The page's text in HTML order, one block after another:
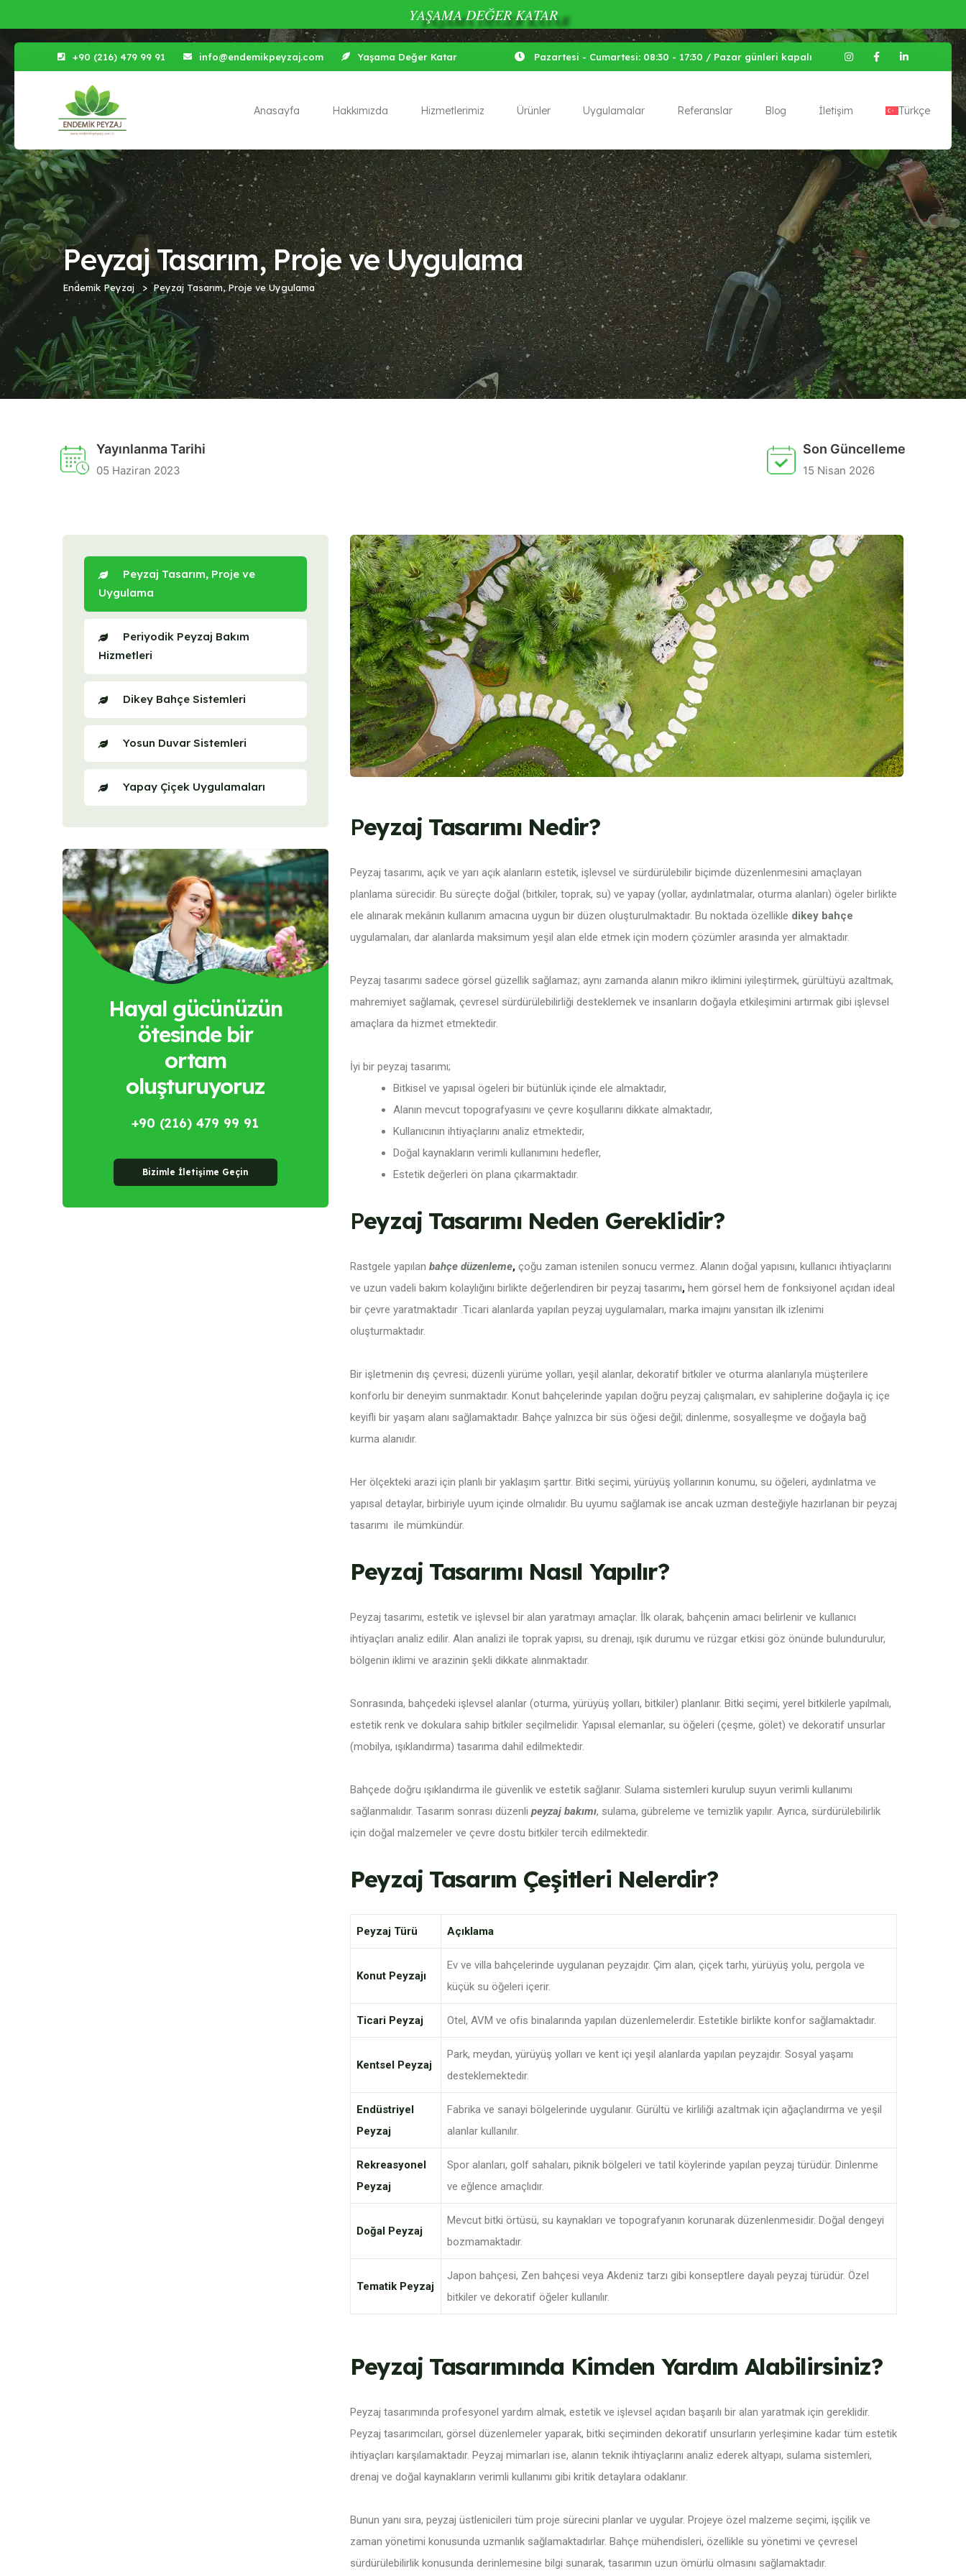
YAŞAMA DEĞER KATAR
+90 (216) 479 99 91 info@endemikpeyzaj.com Yaşama Değer Katar Pazartesi - Cumartesi: 08:30 - 17:30 / Pazar günleri kapalı
Anasayfa Hakkımızda Hizmetlerimiz Ürünler Uygulamalar Referanslar Blog İletişim Türkçe
Peyzaj Tasarım, Proje ve Uygulama
Endemik Peyzaj Peyzaj Tasarım, Proje ve Uygulama
Yayınlanma Tarihi
05 Haziran 2023
Son Güncelleme
15 Nisan 2026
Peyzaj Tasarım, Proje ve
Uygulama
Periyodik Peyzaj Bakım
Hizmetleri
Dikey Bahçe Sistemleri
Yosun Duvar Sistemleri
Yapay Çiçek Uygulamaları
Hayal gücünüzün
ötesinde bir
ortam
oluşturuyoruz
+90 (216) 479 99 91
Bizimle İletişime Geçin
Peyzaj Tasarımı Nedir?
Peyzaj tasarımı, açık ve yarı açık alanların estetik, işlevsel ve sürdürülebilir biçimde düzenlenmesini amaçlayan
planlama sürecidir. Bu süreçte doğal (bitkiler, toprak, su) ve yapay (yollar, aydınlatmalar, oturma alanları) ögeler birlikte
ele alınarak mekânın kullanım amacına uygun bir düzen oluşturulmaktadır. Bu noktada özellikle dikey bahçe
uygulamaları, dar alanlarda maksimum yeşil alan elde etmek için modern çözümler arasında yer almaktadır.
Peyzaj tasarımı sadece görsel güzellik sağlamaz; aynı zamanda alanın mikro iklimini iyileştirmek, gürültüyü azaltmak,
mahremiyet sağlamak, çevresel sürdürülebilirliği desteklemek ve insanların doğayla etkileşimini artırmak gibi işlevsel
amaçlara da hizmet etmektedir.
İyi bir peyzaj tasarımı;
Bitkisel ve yapısal ögeleri bir bütünlük içinde ele almaktadır,
Alanın mevcut topografyasını ve çevre koşullarını dikkate almaktadır,
Kullanıcının ihtiyaçlarını analiz etmektedir,
Doğal kaynakların verimli kullanımını hedefler,
Estetik değerleri ön plana çıkarmaktadır.
Peyzaj Tasarımı Neden Gereklidir?
Rastgele yapılan bahçe düzenleme,çoğu zaman istenilen sonucu vermez. Alanın doğal yapısını, kullanıcı ihtiyaçlarını
ve uzun vadeli bakım kolaylığını birlikte değerlendiren bir peyzaj tasarımı,hem görsel hem de fonksiyonel açıdan ideal
bir çevre yaratmaktadır .Ticari alanlarda yapılan peyzaj uygulamaları, marka imajını yansıtan ilk izlenimi
oluşturmaktadır.
Bir işletmenin dış çevresi; düzenli yürüme yolları, yeşil alanlar, dekoratif bitkiler ve oturma alanlarıyla müşterilere
konforlu bir deneyim sunmaktadır. Konut bahçelerinde yapılan doğru peyzaj çalışmaları, ev sahiplerine doğayla iç içe
keyifli bir yaşam alanı sağlamaktadır. Bahçe yalnızca bir süs öğesi değil; dinlenme, sosyalleşme ve doğayla bağ
kurma alanıdır.
Her ölçekteki arazi için planlı bir yaklaşım şarttır. Bitki seçimi, yürüyüş yollarının konumu, su öğeleri, aydınlatma ve
yapısal detaylar, birbiriyle uyum içinde olmalıdır. Bu uyumu sağlamak ise ancak uzman desteğiyle hazırlanan bir peyzaj
tasarımı ile mümkündür.
Peyzaj Tasarımı Nasıl Yapılır?
Peyzaj tasarımı, estetik ve işlevsel bir alan yaratmayı amaçlar. İlk olarak, bahçenin amacı belirlenir ve kullanıcı
ihtiyaçları analiz edilir. Alan analizi ile toprak yapısı, su drenajı, ışık durumu ve rüzgar etkisi göz önünde bulundurulur,
bölgenin iklimi ve arazinin şekli dikkate alınmaktadır.
Sonrasında, bahçedeki işlevsel alanlar (oturma, yürüyüş yolları, bitkiler) planlanır. Bitki seçimi, yerel bitkilerle yapılmalı,
estetik renk ve dokulara sahip bitkiler seçilmelidir. Yapısal elemanlar, su öğeleri (çeşme, gölet) ve dekoratif unsurlar
(mobilya, ışıklandırma) tasarıma dahil edilmektedir.
Bahçede doğru ışıklandırma ile güvenlik ve estetik sağlanır. Sulama sistemleri kurulup suyun verimli kullanımı
sağlanmalıdır. Tasarım sonrası düzenli peyzaj bakımı, sulama, gübreleme ve temizlik yapılır. Ayrıca, sürdürülebilirlik
için doğal malzemeler ve çevre dostu bitkiler tercih edilmektedir.
Peyzaj Tasarım Çeşitleri Nelerdir?
Peyzaj Türü Açıklama
Konut Peyzajı
Ev ve villa bahçelerinde uygulanan peyzajdır. Çim alan, çiçek tarhı, yürüyüş yolu, pergola ve
küçük su öğeleri içerir.
Ticari Peyzaj Otel, AVM ve ofis binalarında yapılan düzenlemelerdir. Estetikle birlikte konfor sağlamaktadır.
Kentsel Peyzaj
Park, meydan, yürüyüş yolları ve kent içi yeşil alanlarda yapılan peyzajdır. Sosyal yaşamı
desteklemektedir.
Endüstriyel
Peyzaj
Fabrika ve sanayi bölgelerinde uygulanır. Gürültü ve kirliliği azaltmak için ağaçlandırma ve yeşil
alanlar kullanılır.
Rekreasyonel
Peyzaj
Spor alanları, golf sahaları, piknik bölgeleri ve tatil köylerinde yapılan peyzaj türüdür. Dinlenme
ve eğlence amaçlıdır.
Doğal Peyzaj
Mevcut bitki örtüsü, su kaynakları ve topografyanın korunarak düzenlenmesidir. Doğal dengeyi
bozmamaktadır.
Tematik Peyzaj
Japon bahçesi, Zen bahçesi veya Akdeniz tarzı gibi konseptlere dayalı peyzaj türüdür. Özel
bitkiler ve dekoratif öğeler kullanılır.
Peyzaj Tasarımında Kimden Yardım Alabilirsiniz?
Peyzaj tasarımında profesyonel yardım almak, estetik ve işlevsel açıdan başarılı bir alan yaratmak için gereklidir.
Peyzaj tasarımcıları, görsel düzenlemeler yaparak, bitki seçiminden dekoratif unsurların yerleşimine kadar tüm estetik
ihtiyaçları karşılamaktadır. Peyzaj mimarları ise, alanın teknik ihtiyaçlarını analiz ederek altyapı, sulama sistemleri,
drenaj ve doğal kaynakların verimli kullanımı gibi kritik detaylara odaklanır.
Bunun yanı sıra, peyzaj üstlenicileri tüm proje sürecini planlar ve uygular. Projeye özel malzeme seçimi, işçilik ve
zaman yönetimi konusunda uzmanlık sağlamaktadırlar. Bahçe mühendisleri, özellikle su yönetimi ve çevresel
sürdürülebilirlik konusunda derinlemesine bilgi sunarak, tasarımın uzun ömürlü olmasını sağlamaktadır.